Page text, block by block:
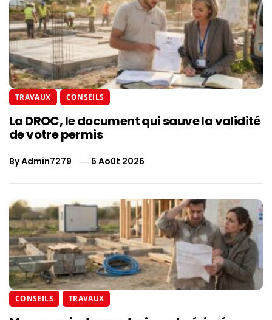
TRAVAUX CONSEILS
La DROC, le document qui sauve la validité
de votre permis
ByAdmin7279 5 Août 2026
CONSEILS TRAVAUX